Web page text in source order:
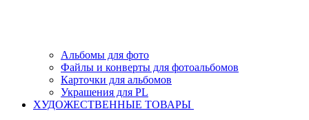
Альбомы для фото
Файлы и конверты для фотоальбомов
Карточки для альбомов
Украшения для PL
ХУДОЖЕСТВЕННЫЕ ТОВАРЫ